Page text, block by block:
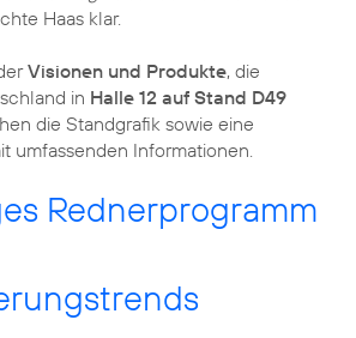
Haas klar.
Visionen und Produkte, die
in Halle 12 auf Stand D49
die Standgrafik sowie eine
umfassenden Informationen.
Rednerprogramm